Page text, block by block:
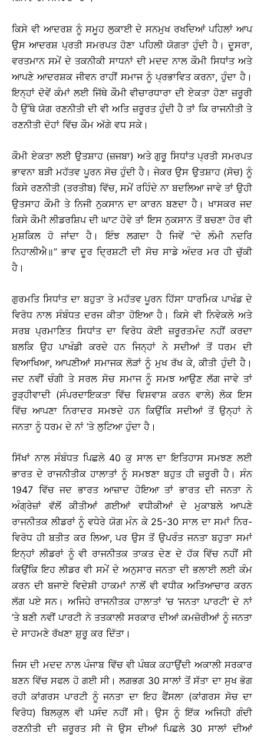
ਕਿਸੇ ਵੀ ਆਦਰਸ਼ ਨੂੰ ਸਮੂਹ ਲੁਕਾਈ ਦੇ ਸਨਮੁਖ ਰਖਦਿਆਂ ਪਹਿਲਾਂ ਆਪ
ਉਸ ਆਦਰਸ਼ ਪ੍ਰਤੀ ਸਮਰਪਤ ਹੋਣਾ ਪਹਿਲੀ ਯੋਗਤਾ ਹੁੰਦੀ ਹੈ। ਦੂਸਰਾ,
ਵਰਤਮਾਨ ਸਮੇਂ ਦੇ ਤਕਨੀਕੀ ਸਾਧਨਾਂ ਦੀ ਮਦਦ ਨਾਲ ਕੌਮੀ ਸਿਧਾਂਤ ਅਤੇ
ਆਪਣੇ ਆਦਰਸ਼ਕ ਜੀਵਨ ਰਾਹੀਂ ਸਮਾਜ ਨੂੰ ਪ੍ਰਭਾਵਿਤ ਕਰਨਾ, ਹੁੰਦਾ ਹੈ।
ਇਨ੍ਹਾਂ ਦੋਵੇਂ ਕੰਮਾਂ ਲਈ ਜਿੱਥੇ ਕੌਮੀ ਵੀਚਾਰਧਾਰਾ ਦੀ ਏਕਤਾ ਹੋਣਾ ਜ਼ਰੂਰੀ
ਹੈ ਉੱਥੇ ਯੋਗ ਰਣਨੀਤੀ ਦੀ ਵੀ ਅਤਿ ਜ਼ਰੂਰਤ ਹੁੰਦੀ ਹੈ ਤਾਂ ਕਿ ਰਾਜਨੀਤੀ ਤੇ
ਰਣਨੀਤੀ ਦੋਹਾਂ ਵਿੱਚ ਕੌਮ ਅੱਗੇ ਵਧ ਸਕੇ।
ਕੌਮੀ ਏਕਤਾ ਲਈ ਉਤਸ਼ਾਹ (ਜ਼ਜਬਾ) ਅਤੇ ਗੁਰੂ ਸਿਧਾਂਤ ਪ੍ਰਤੀ ਸਮਰਪਤ
ਭਾਵਨਾ ਬੜੀ ਮਹੱਤਵ ਪੂਰਨ ਸੋਚ ਹੁੰਦੀ ਹੈ। ਜੇਕਰ ਉਸ ਉਤਸ਼ਾਹ (ਸੋਚ) ਨੂੰ
ਕਿਸੇ ਰਣਨੀਤੀ (ਤਰਤੀਬ) ਵਿੱਚ, ਸਮੇਂ ਰਹਿੰਦੇ ਨਾ ਬਦਲਿਆ ਜਾਵੇ ਤਾਂ ਉਹੀ
ਉਤਸਾਹ ਕੌਮੀ ਤੇ ਨਿਜੀ ਨੁਕਸਾਨ ਦਾ ਕਾਰਨ ਬਣਦਾ ਹੈ। ਖਾਸਕਰ ਜਦ
ਕਿਸੇ ਕੌਮੀ ਲੀਡਰਸ਼ਿਪ ਦੀ ਘਾਟ ਹੋਵੇ ਤਾਂ ਇਸ ਨੁਕਸਾਨ ਤੋਂ ਬਚਣਾ ਹੋਰ ਵੀ
ਮੁਸ਼ਕਿਲ ਹੋ ਜਾਂਦਾ ਹੈ। ਇੰਝ ਲਗਦਾ ਹੈ ਜਿਵੇਂ ‘‘ਦੇ ਲੰਮੀ ਨਦਰਿ
ਨਿਹਾਲੀਐ॥” ਭਾਵ ਦੂਰ ਦ੍ਰਿਸ਼ਟੀ ਦੀ ਸੋਚ ਸਾਡੇ ਅੰਦਰ ਮਰ ਹੀ ਚੁੱਕੀ
ਹੈ।
ਗੁਰਮਤਿ ਸਿਧਾਂਤ ਦਾ ਬਹੁਤਾ ਤੇ ਮਹੱਤਵ ਪੂਰਨ ਹਿੱਸਾ ਧਾਰਮਿਕ ਪਾਖੰਡ ਦੇ
ਵਿਰੋਧ ਨਾਲ ਸੰਬੰਧਤ ਦਰਜ ਕੀਤਾ ਹੋਇਆ ਹੈ। ਕਿਸੇ ਵੀ ਨਿਵੇਕਲੇ ਅਤੇ
ਸਰਬ ਪ੍ਰਮਾਣਿਤ ਸਿਧਾਂਤ ਦਾ ਵਿਰੋਧ ਕੋਈ ਜ਼ਰੂਰਤਮੰਦ ਨਹੀਂ ਕਰਦਾ
ਬਲਕਿ ਉਹ ਪਾਖੰਡੀ ਕਰਦੇ ਹਨ ਜਿਨ੍ਹਾਂ ਨੇ ਸਦੀਆਂ ਤੋਂ ਧਰਮ ਦੀ
ਵਿਆਖਿਆ, ਆਪਣੀਆਂ ਸਮਾਜਕ ਲੋੜਾਂ ਨੂੰ ਮੁਖ ਰੱਖ ਕੇ, ਕੀਤੀ ਹੁੰਦੀ ਹੈ।
ਜਦ ਨਵੀਂ ਚੰਗੀ ਤੇ ਸਰਲ ਸੋਚ ਸਮਾਜ ਨੂੰ ਸਮਝ ਆਉਣ ਲੱਗ ਜਾਵੇ ਤਾਂ
ਰੂੜ੍ਹੀਵਾਦੀ (ਸੰਪਰਦਾਇਕਤਾ ਵਿੱਚ ਵਿਸ਼ਵਾਸ਼ ਕਰਨ ਵਾਲੇ) ਲੋਕ ਇਸ
ਵਿੱਚ ਆਪਣਾ ਨਿਰਾਦਰ ਸਮਝਦੇ ਹਨ ਕਿਉਂਕਿ ਸਦੀਆਂ ਤੋਂ ਉਨ੍ਹਾਂ ਨੇ
ਜਨਤਾ ਨੂੰ ਧਰਮ ਦੇ ਨਾਂ ’ਤੇ ਲੁਟਿਆ ਹੁੰਦਾ ਹੈ।
ਸਿੱਖਾਂ ਨਾਲ ਸੰਬੰਧਤ ਪਿਛਲੇ 40 ਕੁ ਸਾਲ ਦਾ ਇਤਿਹਾਸ ਸਮਝਣ ਲਈ
ਭਾਰਤ ਦੇ ਰਾਜਨੀਤੀਕ ਹਾਲਾਤਾਂ ਨੂੰ ਸਮਝਣਾ ਬਹੁਤ ਹੀ ਜ਼ਰੂਰੀ ਹੈ। ਸੰਨ
1947 ਵਿੱਚ ਜਦ ਭਾਰਤ ਆਜ਼ਾਦ ਹੋਇਆ ਤਾਂ ਭਾਰਤ ਦੀ ਜਨਤਾ ਨੇ
ਅੰਗ੍ਰੇਜ਼ਾਂ ਵੱਲੋਂ ਕੀਤੀਆਂ ਗਈਆਂ ਵਧੀਕੀਆਂ ਦੇ ਮੁਕਾਬਲੇ ਆਪਣੇ
ਰਾਜਨੀਤਕ ਲੀਡਰਾਂ ਨੂੰ ਵਧੇਰੇ ਯੋਗ ਮੰਨ ਕੇ 25-30 ਸਾਲ ਦਾ ਸਮਾਂ ਨਿਰ-
ਵਿਰੋਧ ਹੀ ਬਤੀਤ ਕਰ ਲਿਆ, ਪਰ ਉਸ ਤੋਂ ਉਪਰੰਤ ਜਨਤਾ ਬਹੁਤਾ ਸਮਾਂ
ਇਨ੍ਹਾਂ ਲੀਡਰਾਂ ਨੂੰ ਵੀ ਰਾਜਨੀਤਕ ਤਾਕਤ ਦੇਣ ਦੇ ਹੱਕ ਵਿੱਚ ਨਹੀਂ ਸੀ
ਕਿਉਂਕਿ ਇਹ ਲੀਡਰ ਵੀ ਸਮੇਂ ਦੇ ਅਨੁਸਾਰ ਜਨਤਾ ਦੀ ਭਲਾਈ ਲਈ ਕੰਮ
ਕਰਨ ਦੀ ਬਜਾਏ ਵਿਦੇਸ਼ੀ ਹਾਕਮਾਂ ਨਾਲੋਂ ਵੀ ਵਧੀਕ ਅਤਿਆਚਾਰ ਕਰਨ
ਲੱਗ ਪਏ ਸਨ। ਅਜਿਹੇ ਰਾਜਨੀਤਕ ਹਾਲਾਤਾਂ ’ਚ ‘ਜਨਤਾ ਪਾਰਟੀ’ ਦੇ ਨਾਂ
’ਤੇ ਬਣੀ ਨਵੀਂ ਪਾਰਟੀ ਨੇ ਤਤਕਾਲੀ ਸਰਕਾਰ ਦੀਆਂ ਕਮਜ਼ੋਰੀਆਂ ਨੂੰ ਜਨਤਾ
ਦੇ ਸਾਹਮਣੇ ਰੱਖਣਾ ਸ਼ੁਰੂ ਕਰ ਦਿੱਤਾ।
ਜਿਸ ਦੀ ਮਦਦ ਨਾਲ ਪੰਜਾਬ ਵਿੱਚ ਵੀ ਪੰਥਕ ਕਹਾਉਂਦੀ ਅਕਾਲੀ ਸਰਕਾਰ
ਬਣਨ ਵਿੱਚ ਸਫਲ ਹੋ ਗਈ ਸੀ। ਲਗਭਗ 30 ਸਾਲਾਂ ਤੋਂ ਸੱਤਾ ਦਾ ਸੁਖ ਭੋਗ
ਰਹੀ ਕਾਂਗਰਸ ਪਾਰਟੀ ਨੂੰ ਜਨਤਾ ਦਾ ਇਹ ਫੈਂਸਲਾ (ਕਾਂਗਰਸ ਸੋਚ ਦਾ
ਵਿਰੋਧ) ਬਿਲਕੁਲ ਵੀ ਪਸੰਦ ਨਹੀਂ ਸੀ। ਉਸ ਨੂੰ ਇੱਕ ਅਜਿਹੀ ਗੰਦੀ
ਰਣਨੀਤੀ ਦੀ ਜ਼ਰੂਰਤ ਸੀ ਜੋ ਉਸ ਦੀਆਂ ਪਿਛਲੇ 30 ਸਾਲਾਂ ਦੀਆਂ